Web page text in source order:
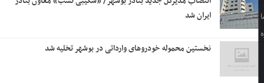
ایران شد
نخستین محموله خودروهای وارداتی در بوشهر تخلیه شد